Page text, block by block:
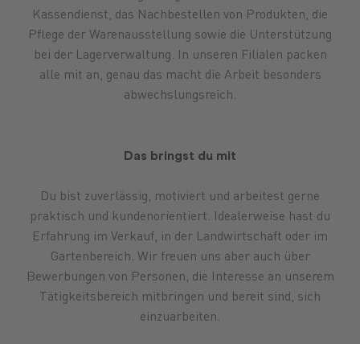
Kassendienst, das Nachbestellen von Produkten, die
Pflege der Warenausstellung sowie die Unterstützung
bei der Lagerverwaltung. In unseren Filialen packen
alle mit an, genau das macht die Arbeit besonders
abwechslungsreich.
Das bringst du mit
Du bist zuverlässig, motiviert und arbeitest gerne
praktisch und kundenorientiert. Idealerweise hast du
Erfahrung im Verkauf, in der Landwirtschaft oder im
Gartenbereich. Wir freuen uns aber auch über
Bewerbungen von Personen, die Interesse an unserem
Tätigkeitsbereich mitbringen und bereit sind, sich
einzuarbeiten.